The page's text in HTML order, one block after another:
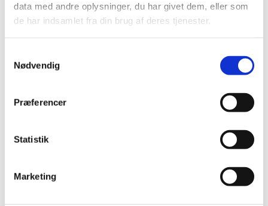
data med andre oplysninger, du har givet dem, eller som
de har indsamlet fra din brug af deres tjenester.
Nødvendig
Præferencer
Statistik
Marketing
Du vil måske også kunne